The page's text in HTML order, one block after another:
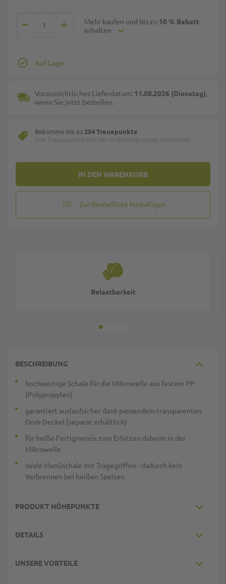
Mehr kaufen und bis zu 10 % Rabatt
erhalten
IN DEN WARENKORB
Auf Lager
Voraussichtliches Lieferdatum: 11.08.2026 (Dienstag),
wenn Sie jetzt bestellen.
Bekomme bis zu 254 Treuepunkte
Ihre Treuepunkte werden in Bestellprozess berechnet.
Zur Bestellliste hinzufügen
Belastbarkeit
BESCHREIBUNG
hochwertige Schale für die Mikrowelle aus festem PP
(Polypropylen)
garantiert auslaufsicher dank passendem transparenten
Dom-Deckel (separat erhältlich)
für heiße Fertigmenüs zum Erhitzen daheim in der
Mikrowelle
ovale Menüschale mit Tragegriffen - dadurch kein
Verbrennen bei heißen Speisen
PRODUKT HÖHEPUNKTE
DETAILS
UNSERE VORTEILE